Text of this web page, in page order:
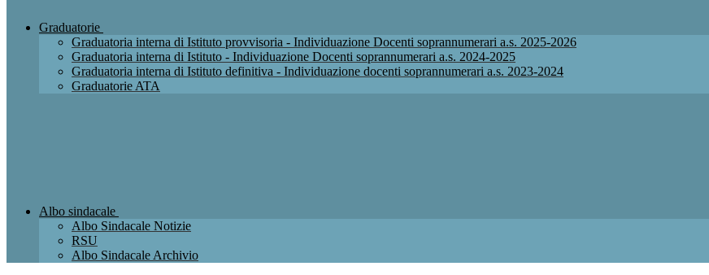
Graduatorie
Graduatoria interna di Istituto provvisoria - Individuazione Docenti soprannumerari a.s. 2025-2026
Graduatoria interna di Istituto - Individuazione Docenti soprannumerari a.s. 2024-2025
Graduatoria interna di Istituto definitiva - Individuazione docenti soprannumerari a.s. 2023-2024
Graduatorie ATA
Albo sindacale
Albo Sindacale Notizie
RSU
Albo Sindacale Archivio